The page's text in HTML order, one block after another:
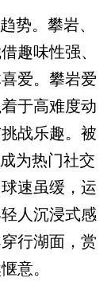
。攀岩、
趣味性强、
爱。攀岩爱
于高难度动
战乐趣。被
为热门社交
速虽缓，运
人沉浸式感
行湖面，赏
意。